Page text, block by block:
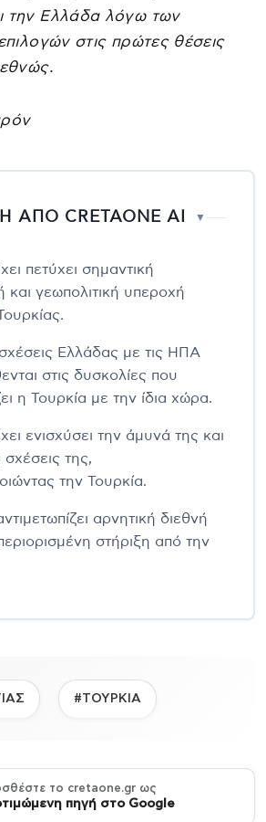
την Ελλάδα λόγω των
στις πρώτες θέσεις
ΑΠΟ CRETAONE AI ▼
πετύχει σημαντική
και γεωπολιτική υπεροχή
Ελλάδας με τις ΗΠΑ
στις δυσκολίες που
η Τουρκία με την ίδια χώρα.
ενισχύσει την άμυνά της και
σχέσεις της,
την Τουρκία.
αρνητική διεθνή
στήριξη από την
#ΤΟΥΡΚΙΑ
το cretaone.gr ως
πηγή στο Google